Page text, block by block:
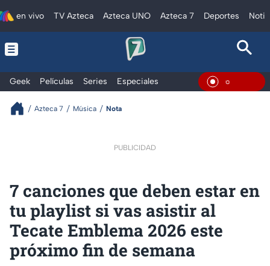
en vivo TV Azteca Azteca UNO Azteca 7 Deportes
Geek Películas Series Especiales En
Azteca 7 Música Nota
PUBLICIDAD
7 canciones que deben estar en
tu playlist si vas asistir al
Tecate Emblema 2026 este
próximo fin de semana